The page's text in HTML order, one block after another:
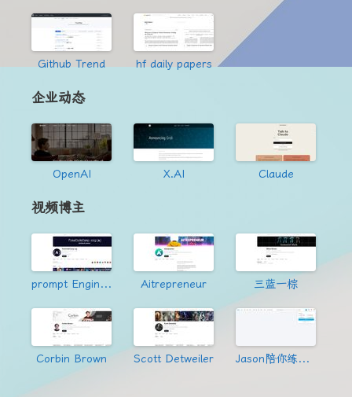
Github Trend hf daily papers
企业动态
OpenAI X.AI Claude
视频博主
prompt Engineering Aitrepreneur 三蓝一棕
Corbin Brown Scott Detweiler Jason陪你练绝技